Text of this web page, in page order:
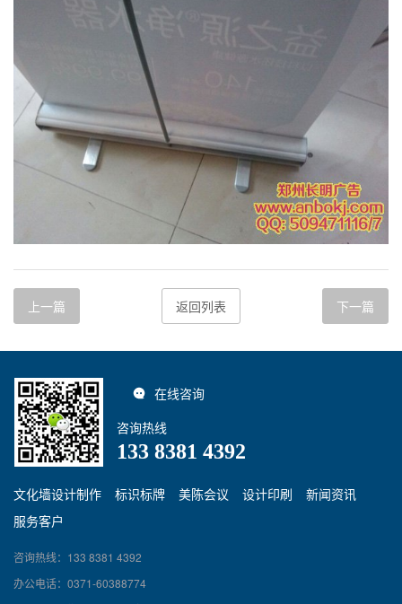
上一篇 返回列表 下一篇
在线咨询
咨询热线
133 8381 4392
文化墙设计制作 标识标牌 美陈会议 设计印刷
新闻资讯
服务客户
咨询热线：133 8381 4392
办公电话：0371-60388774